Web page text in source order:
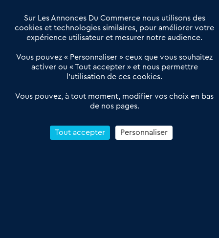
Offres Pro
Actualités
Qui sommes nous ?
Derniers articles
Réseau 3C : un partenaire national dédié aux transactions
Petitscommerces : Un partenariat au service du commerce de
proximité et des territoires
Reprendre un Restaurant Rapide
Sur Les Annonces Du Commerce nous utilisons des
cookies et technologies similaires, pour améliorer votre
expérience utilisateur et mesurer notre audience.
Vous pouvez « Personnaliser » ceux que vous souhaitez
activer ou « Tout accepter » et nous permettre
l’utilisation de ces cookies.
Vous pouvez, à tout moment, modifier vos choix en bas
de nos pages.
Tout accepter Personnaliser